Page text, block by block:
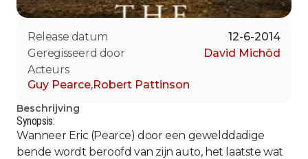
Release datum
12-6-2014
Geregisseerd door
David Michôd
Acteurs
Guy Pearce,Robert Pattinson
Beschrijving
Synopsis:
Wanneer Eric (Pearce) door een gewelddadige
bende wordt beroofd van zijn auto, het laatste wat